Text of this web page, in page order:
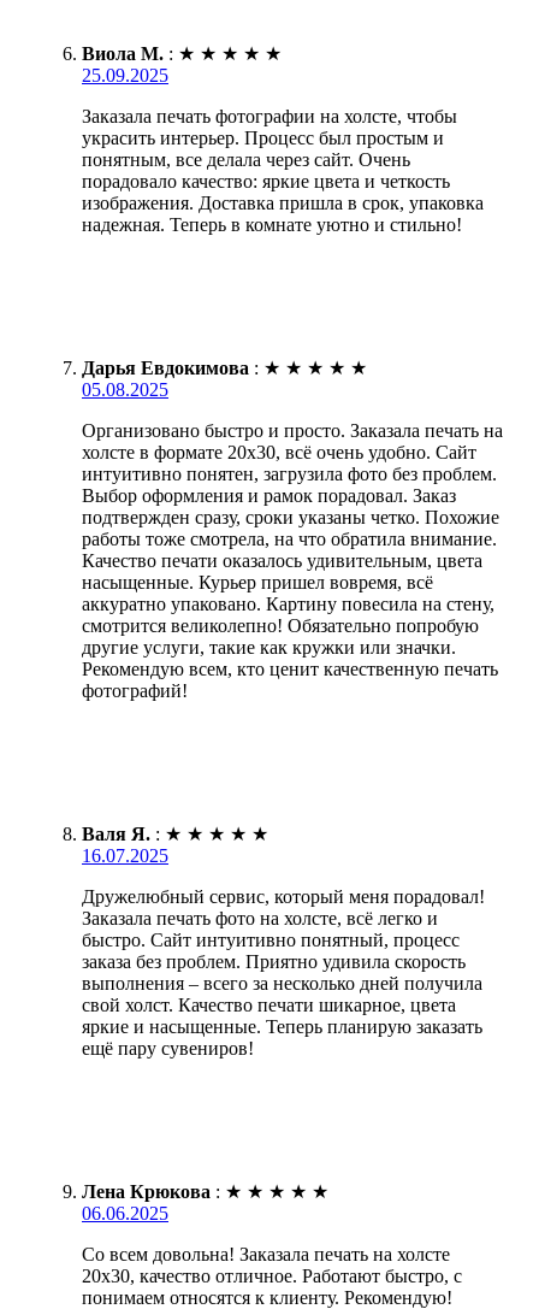
Виола М. : ★ ★ ★ ★ ★
25.09.2025
Заказала печать фотографии на холсте, чтобы
украсить интерьер. Процесс был простым и
понятным, все делала через сайт. Очень
порадовало качество: яркие цвета и четкость
изображения. Доставка пришла в срок, упаковка
надежная. Теперь в комнате уютно и стильно!
Дарья Евдокимова : ★ ★ ★ ★ ★
05.08.2025
Организовано быстро и просто. Заказала печать на
холсте в формате 20х30, всё очень удобно. Сайт
интуитивно понятен, загрузила фото без проблем.
Выбор оформления и рамок порадовал. Заказ
подтвержден сразу, сроки указаны четко. Похожие
работы тоже смотрела, на что обратила внимание.
Качество печати оказалось удивительным, цвета
насыщенные. Курьер пришел вовремя, всё
аккуратно упаковано. Картину повесила на стену,
смотрится великолепно! Обязательно попробую
другие услуги, такие как кружки или значки.
Рекомендую всем, кто ценит качественную печать
фотографий!
Валя Я. : ★ ★ ★ ★ ★
16.07.2025
Дружелюбный сервис, который меня порадовал!
Заказала печать фото на холсте, всё легко и
быстро. Сайт интуитивно понятный, процесс
заказа без проблем. Приятно удивила скорость
выполнения – всего за несколько дней получила
свой холст. Качество печати шикарное, цвета
яркие и насыщенные. Теперь планирую заказать
ещё пару сувениров!
Лена Крюкова : ★ ★ ★ ★ ★
06.06.2025
Со всем довольна! Заказала печать на холсте
20х30, качество отличное. Работают быстро, с
понимаем относятся к клиенту. Рекомендую!